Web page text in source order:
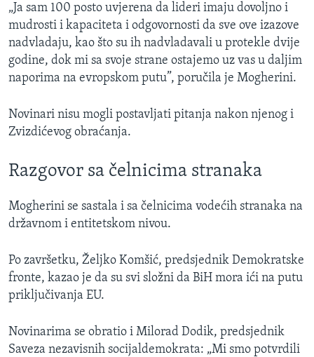
„Ja sam 100 posto uvjerena da lideri imaju dovoljno i
mudrosti i kapaciteta i odgovornosti da sve ove izazove
nadvladaju, kao što su ih nadvladavali u protekle dvije
godine, dok mi sa svoje strane ostajemo uz vas u daljim
naporima na evropskom putu”, poručila je Mogherini.
Novinari nisu mogli postavljati pitanja nakon njenog i
Zvizdićevog obraćanja.
Razgovor sa čelnicima stranaka
Mogherini se sastala i sa čelnicima vodećih stranaka na
državnom i entitetskom nivou.
Po završetku, Željko Komšić, predsjednik Demokratske
fronte, kazao je da su svi složni da BiH mora ići na putu
priključivanja EU.
Novinarima se obratio i Milorad Dodik, predsjednik
Saveza nezavisnih socijaldemokrata: „Mi smo potvrdili